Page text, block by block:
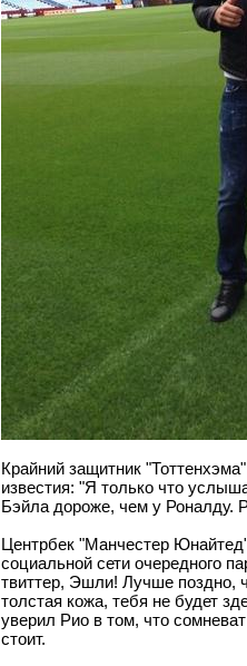
Крайний защитник
известия: "Я только что
Бэйла дороже, чем у Роналду.
Центрбек "Манчестер
социальной сети очередного
твиттер, Эшли! Лучше поздно,
толстая кожа, тебя не будет
уверил Рио в том, что
стоит.